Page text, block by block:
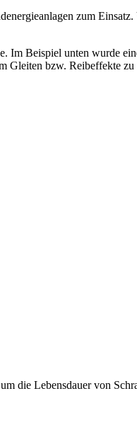
zum
Im Beispiel unten wurde
Gleiten bzw. Reibeffekte zu
die Lebensdauer von